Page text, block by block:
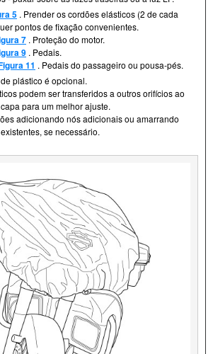
5 . Prender os cordões elásticos (2 de cada
pontos de fixação convenientes.
7 . Proteção do motor.
9 . Pedais.
11 . Pedais do passageiro ou pousa-pés.
plástico é opcional.
podem ser transferidos a outros orifícios ao
para um melhor ajuste.
adicionando nós adicionais ou amarrando
se necessário.